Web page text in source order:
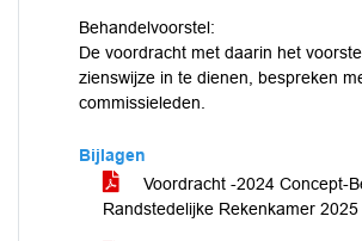
Behandelvoorstel:
De voordracht met daarin het
zienswijze in te dienen, bespreken
commissieleden.
Bijlagen
Voordracht -2024 Concept-
Randstedelijke Rekenkamer 2025